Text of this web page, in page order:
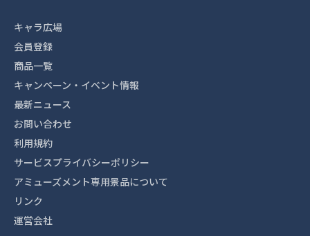
キャラ広場
会員登録
商品一覧
キャンペーン・イベント情報
最新ニュース
お問い合わせ
利用規約
サービスプライバシーポリシー
アミューズメント専用景品について
リンク
運営会社